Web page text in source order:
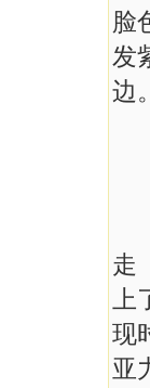
脸
发
边。
“
“
“
“
走
现
亚